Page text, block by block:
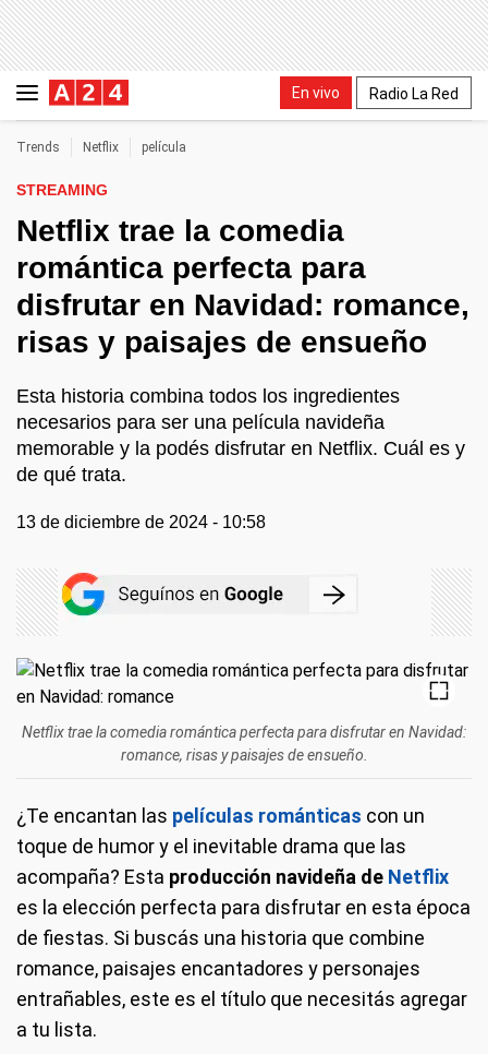
En vivo Radio La Red
Trends Netflix película
STREAMING
Netflix trae la comedia
romántica perfecta para
disfrutar en Navidad: romance,
risas y paisajes de ensueño
Esta historia combina todos los ingredientes
necesarios para ser una película navideña
memorable y la podés disfrutar en Netflix. Cuál es y
de qué trata.
13 de diciembre de 2024 - 10:58
Netflix trae la comedia romántica perfecta para disfrutar en Navidad:
romance, risas y paisajes de ensueño.
¿Te encantan las películas románticas con un
toque de humor y el inevitable drama que las
acompaña? Esta producción navideña de Netflix
es la elección perfecta para disfrutar en esta época
de fiestas. Si buscás una historia que combine
romance, paisajes encantadores y personajes
entrañables, este es el título que necesitás agregar
a tu lista.